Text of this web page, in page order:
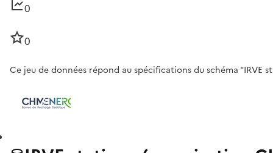
0
0
Ce jeu de données répond au spécifications du schéma "IRVE